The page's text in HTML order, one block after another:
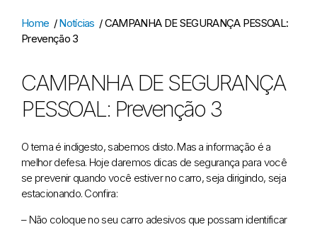
Home /Notícias /CAMPANHA DE SEGURANÇA PESSOAL:
Prevenção 3
CAMPANHA DE SEGURANÇA
PESSOAL: Prevenção 3
O tema é indigesto, sabemos disto. Mas a informação é a
melhor defesa. Hoje daremos dicas de segurança para você
se prevenir quando você estiver no carro, seja dirigindo, seja
estacionando. Confira:
– Não coloque no seu carro adesivos que possam identificar